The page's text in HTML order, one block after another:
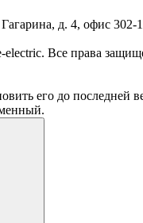
д. 4, офис 302-
electric. Все права
его до последней